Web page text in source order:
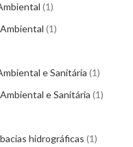
1
1
e Sanitária 1
e Sanitária 1
hidrográficas 1